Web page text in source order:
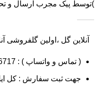
)توسط پیک مجرب ارسال و
آنلاین گل ،اولین گلفروشی
( تماس و واتساپ ) :
جهت ثبت سفارش : کل ایام هفته از